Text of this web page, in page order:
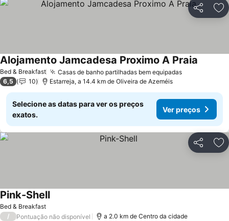
Partilhar
Bed & Breakfast Casas de banho partilhadas bem equipadas
Alojamento Jamcadesa Proximo A Praia
6,5 10 Estarreja, a 14.4 km de Oliveira de Azeméis
Selecione as datas para ver os preços
exatos.
Ver preços
Partilhar
Bed & Breakfast
Pink-Shell
/ Pontuação não disponível a 2.0 km de Centro da cidade